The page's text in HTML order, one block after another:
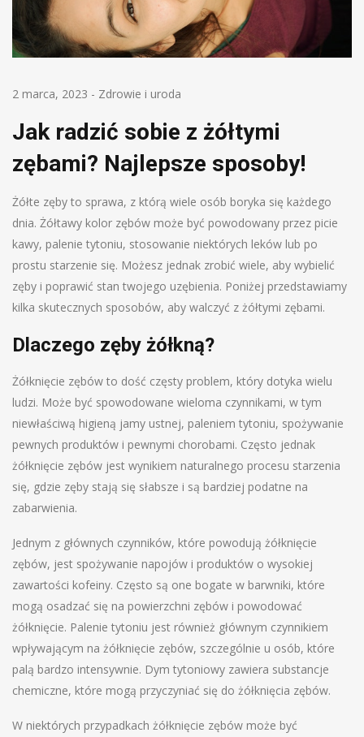
2 marca, 2023 - Zdrowie i uroda
Jak radzić sobie z żółtymi
zębami? Najlepsze sposoby!
Żółte zęby to sprawa, z którą wiele osób boryka się każdego
dnia. Żółtawy kolor zębów może być powodowany przez picie
kawy, palenie tytoniu, stosowanie niektórych leków lub po
prostu starzenie się. Możesz jednak zrobić wiele, aby wybielić
zęby i poprawić stan twojego uzębienia. Poniżej przedstawiamy
kilka skutecznych sposobów, aby walczyć z żółtymi zębami.
Dlaczego zęby żółkną?
Żółknięcie zębów to dość częsty problem, który dotyka wielu
ludzi. Może być spowodowane wieloma czynnikami, w tym
niewłaściwą higieną jamy ustnej, paleniem tytoniu, spożywanie
pewnych produktów i pewnymi chorobami. Często jednak
żółknięcie zębów jest wynikiem naturalnego procesu starzenia
się, gdzie zęby stają się słabsze i są bardziej podatne na
zabarwienia.
Jednym z głównych czynników, które powodują żółknięcie
zębów, jest spożywanie napojów i produktów o wysokiej
zawartości kofeiny. Często są one bogate w barwniki, które
mogą osadzać się na powierzchni zębów i powodować
żółknięcie. Palenie tytoniu jest również głównym czynnikiem
wpływającym na żółknięcie zębów, szczególnie u osób, które
palą bardzo intensywnie. Dym tytoniowy zawiera substancje
chemiczne, które mogą przyczyniać się do żółknięcia zębów.
W niektórych przypadkach żółknięcie zębów może być